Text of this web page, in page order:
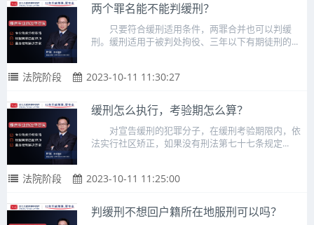
两个罪名能不能判缓刑？
只要符合缓刑适用条件，两罪合并也可以判缓
刑。缓刑适用于被判处拘役、三年以下有期徒刑的...
法院阶段 2023-10-11 11:30:27
缓刑怎么执行，考验期怎么算？
对宣告缓刑的犯罪分子，在缓刑考验期限内，依
法实行社区矫正，如果没有刑法第七十七条规定...
法院阶段 2023-10-11 11:25:00
判缓刑不想回户籍所在地服刑可以吗？